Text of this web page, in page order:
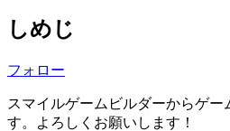
しめじ
フォロー
スマイルゲームビルダーからゲ
す。よろしくお願いします！